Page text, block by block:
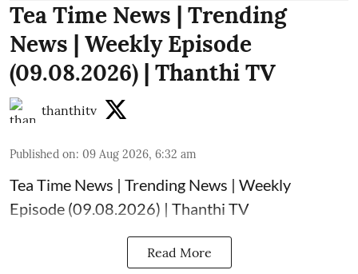
Tea Time News | Trending
News | Weekly Episode
(09.08.2026) | Thanthi TV
thanthitv
Published on: 09 Aug 2026, 6:32 am
Tea Time News | Trending News | Weekly
Episode (09.08.2026) | Thanthi TV
Read More